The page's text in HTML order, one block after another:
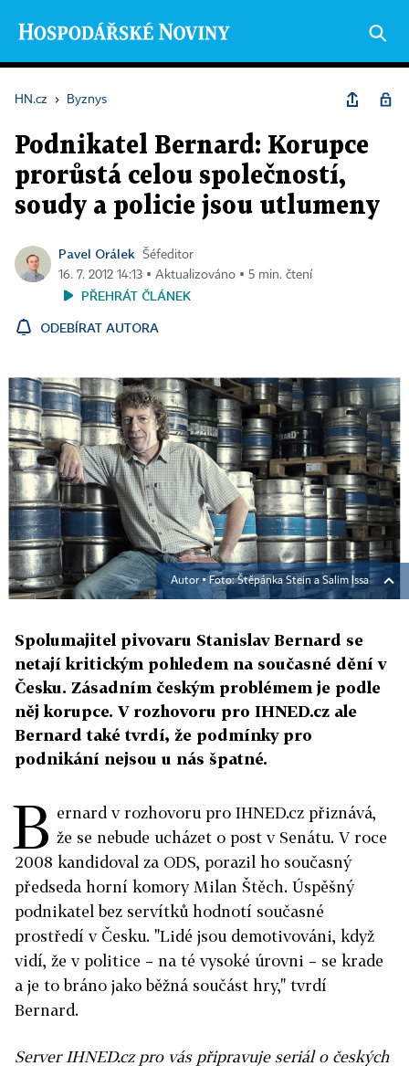
HN.cz › Byznys
Podnikatel Bernard: Korupce
prorůstá celou společností,
soudy a policie jsou utlumeny
Pavel Orálek
Šéfeditor
16. 7. 2012 14:13 ▪ Aktualizováno ▪ 5 min. čtení
PŘEHRÁT ČLÁNEK
ODEBÍRAT AUTORA
Autor ▪ Foto: Štěpánka Stein a Salim Issa
Spolumajitel pivovaru Stanislav Bernard se
netají kritickým pohledem na současné dění v
Česku. Zásadním českým problémem je podle
něj korupce. V rozhovoru pro IHNED.cz ale
Bernard také tvrdí, že podmínky pro
podnikání nejsou u nás špatné.
B ernard v rozhovoru pro IHNED.cz přiznává,
že se nebude ucházet o post v Senátu. V roce
2008 kandidoval za ODS, porazil ho současný
předseda horní komory Milan Štěch. Úspěšný
podnikatel bez servítků hodnotí současné
prostředí v Česku. "Lidé jsou demotivováni, když
vidí, že v politice – na té vysoké úrovni – se krade
a je to bráno jako běžná součást hry," tvrdí
Bernard.
Server IHNED.cz pro vás připravuje seriál o českých